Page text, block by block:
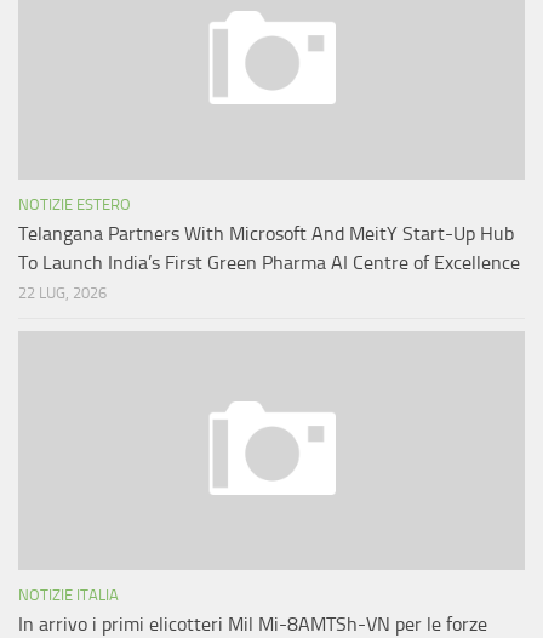
NOTIZIE ESTERO
Telangana Partners With Microsoft And MeitY Start-Up Hub
To Launch India’s First Green Pharma AI Centre of Excellence
22 LUG, 2026
NOTIZIE ITALIA
In arrivo i primi elicotteri Mil Mi-8AMTSh-VN per le forze